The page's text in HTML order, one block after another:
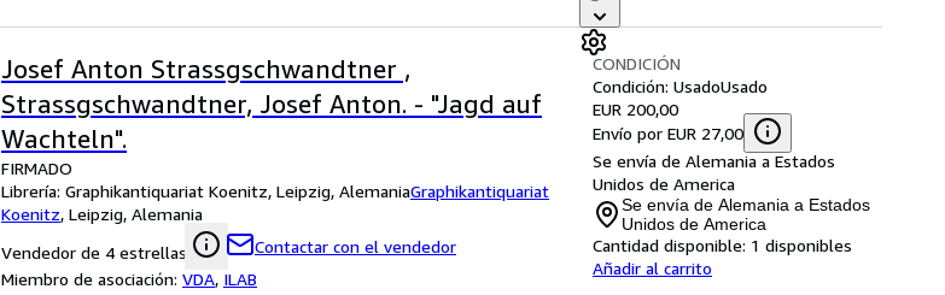
Josef Anton Strassgschwandtner ,
Strassgschwandtner, Josef Anton. - "Jagd auf
Wachteln".
FIRMADO
Librería: Graphikantiquariat Koenitz, Leipzig, AlemaniaGraphikantiquariat
Koenitz, Leipzig, Alemania
Vendedor de 4 estrellas
Contactar con el vendedor
Miembro de asociación: VDA, ILAB
CONDICIÓN
Condición: UsadoUsado
EUR 200,00
Envío por EUR 27,00
Se envía de Alemania a Estados
Unidos de America
Se envía de Alemania a Estados
Unidos de America
Cantidad disponible: 1 disponibles
Añadir al carrito